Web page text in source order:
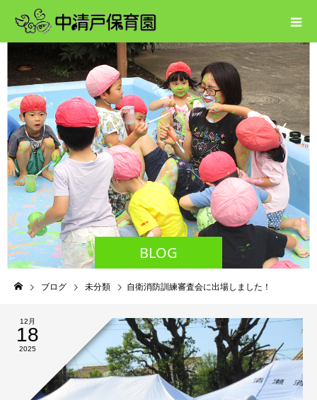
BLOG
ブログ 未分類 自衛消防訓練審査会に出場しました！
12月
18
2025